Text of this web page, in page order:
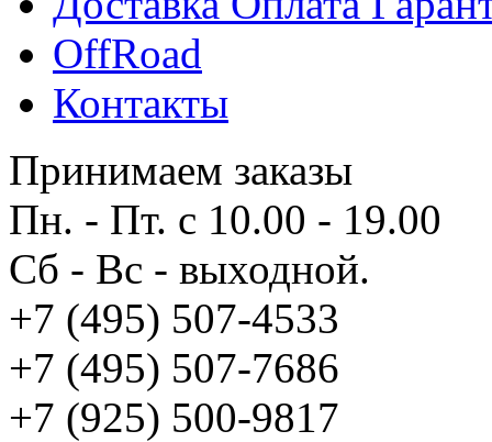
OffRoad
Контакты
Принимаем заказы
Пн. - Пт. с 10.00 - 19.00
Сб - Вс - выходной.
+7 (495) 507-4533
+7 (495) 507-7686
+7 (925) 500-9817